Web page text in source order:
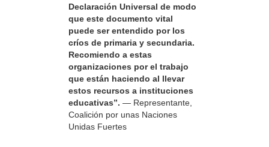
Declaración Universal de modo
que este documento vital
puede ser entendido por los
críos de primaria y secundaria.
Recomiendo a estas
organizaciones por el trabajo
que están haciendo al llevar
estos recursos a instituciones
educativas”. — Representante,
Coalición por unas Naciones
Unidas Fuertes